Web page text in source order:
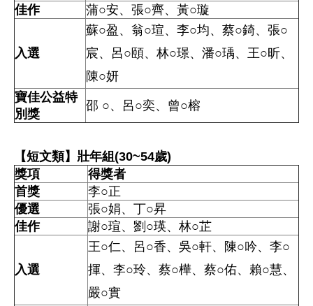
佳作
蒲○安、張○齊、黃○璇
入選
蘇○盈、翁○瑄、李○均、蔡○錡、張○
宸、 呂○頤、林○璟、潘○瑀、王○昕、
陳○妍
寶佳公益特
別獎
邵 ○、呂○奕、曾○榕
【短文類】壯年組(30~54歲)
獎項
得獎者
首獎
李○正
優選
張○娟、丁○昇
佳作
謝○瑄、劉○瑛、林○芷
入選
王○仁、呂○香、吳○軒、陳○吟、李○
揮、 李○玲、蔡○樺、蔡○佑、賴○慧、
嚴○實